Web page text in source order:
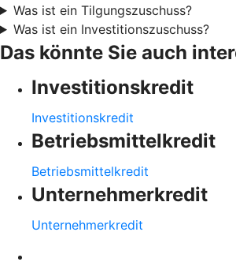
Was ist ein Tilgungszuschuss?
Was ist ein Investitionszuschuss?
Das könnte Sie auch
Investitionskredit
Investitionskredit
Betriebsmittelkredit
Betriebsmittelkredit
Unternehmerkredit
Unternehmerkredit